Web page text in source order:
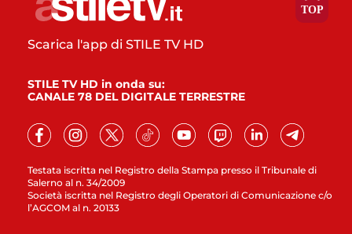
Testata iscritta nel Registro della Stampa presso il Tribunale di
Salerno al n. 34/2009
Società iscritta nel Registro degli Operatori di Comunicazione c/o
l’AGCOM al n. 20133
Scarica l'app di STILE TV HD
STILE TV HD in onda su:
CANALE 78 DEL DIGITALE TERRESTRE